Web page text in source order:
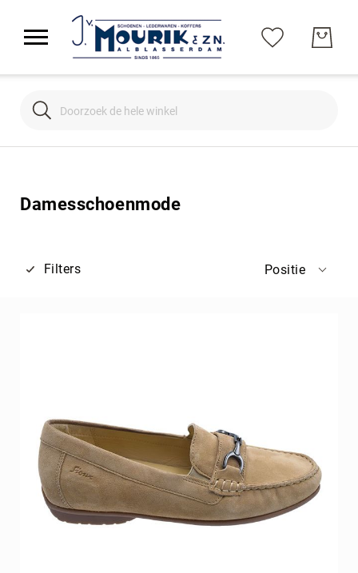
Search
Damesschoenmode
Filters Positie